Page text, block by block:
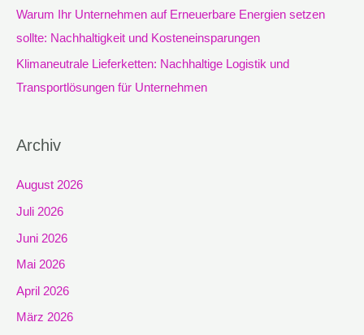
Warum Ihr Unternehmen auf Erneuerbare Energien setzen
sollte: Nachhaltigkeit und Kosteneinsparungen
Klimaneutrale Lieferketten: Nachhaltige Logistik und
Transportlösungen für Unternehmen
Archiv
August 2026
Juli 2026
Juni 2026
Mai 2026
April 2026
März 2026